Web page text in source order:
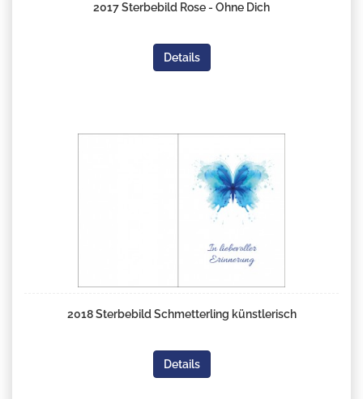
2017 Sterbebild Rose - Ohne Dich
Details
2018 Sterbebild Schmetterling künstlerisch
Details